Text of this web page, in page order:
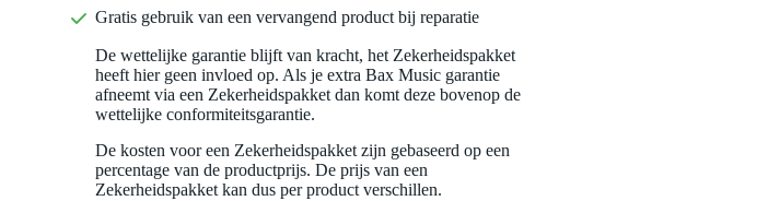
Gratis gebruik van een vervangend product bij reparatie
De wettelijke garantie blijft van kracht, het Zekerheidspakket
heeft hier geen invloed op. Als je extra Bax Music garantie
afneemt via een Zekerheidspakket dan komt deze bovenop de
wettelijke conformiteitsgarantie.
De kosten voor een Zekerheidspakket zijn gebaseerd op een
percentage van de productprijs. De prijs van een
Zekerheidspakket kan dus per product verschillen.